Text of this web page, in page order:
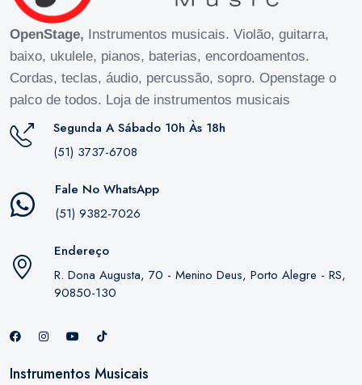
OpenStage, Instrumentos musicais. Violão, guitarra,
baixo, ukulele, pianos, baterias, encordoamentos.
Cordas, teclas, áudio, percussão, sopro. Openstage o
palco de todos. Loja de instrumentos musicais
Segunda A Sábado 10h Às 18h
(51) 3737-6708
Fale No WhatsApp
(51) 9382-7026
Endereço
R. Dona Augusta, 70 - Menino Deus, Porto Alegre - RS,
90850-130
Instrumentos Musicais